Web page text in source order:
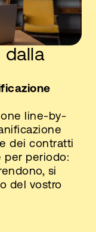
dalla
line-by-
dei contratti
per periodo:
si
del vostro